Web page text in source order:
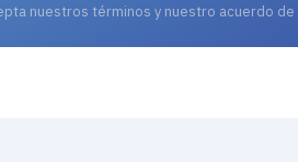
nuestros términos y nuestro acuerdo de